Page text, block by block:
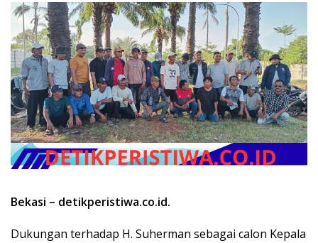
Bekasi – detikperistiwa.co.id.
Dukungan terhadap H. Suherman sebagai calon Kepala